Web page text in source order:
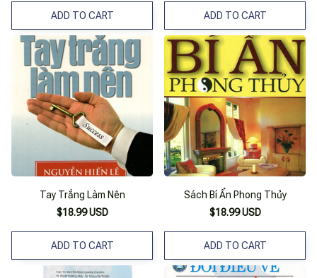
ADD TO CART ADD TO CART
Tay Trắng Làm Nên
$18.99 USD
ADD TO CART
Sách Bí Ẩn Phong Thủy
$18.99 USD
ADD TO CART